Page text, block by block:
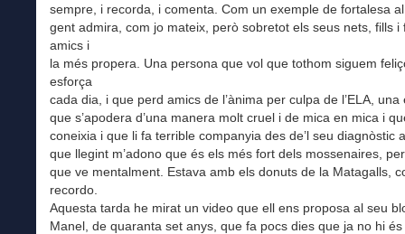
sempre, i recorda, i comenta. Com un exemple de fortalesa
gent admira, com jo mateix, però sobretot els seus nets, fills i
amics i
la més propera. Una persona que vol que tothom siguem
esforça
cada dia, i que perd amics de l’ànima per culpa de l’ELA,
que s’apodera d’una manera molt cruel i de mica en mica i
coneixia i que li fa terrible companyia des de’l seu diagnòstic
que llegint m’adono que és els més fort dels mossenaires,
que ve mentalment. Estava amb els donuts de la Matagalls,
recordo.
Aquesta tarda he mirat un video que ell ens proposa al seu
Manel, de quaranta set anys, que fa pocs dies que ja no hi